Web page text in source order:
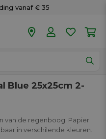
vanaf € 35
50 winkels
Blue 25x25cm 2-
van de regenboog. Papier
in verschilende kleuren.